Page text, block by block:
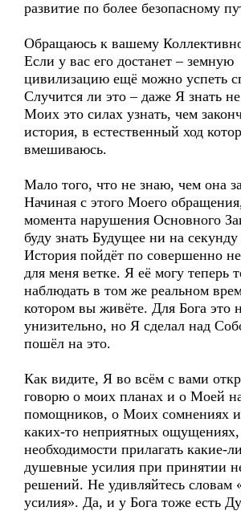
развитие по более безопасному
Обращаюсь к вашему
Если у вас его достанет – земную
цивилизацию ещё можно успеть
Случится ли это – даже Я знать
Моих это силах узнать, чем
история, в естественный ход
вмешиваюсь.
Мало того, что не знаю, чем она
Начиная с этого Моего
момента нарушения Основного
буду знать Будущее ни на секунду
История пойдёт по совершенно
для меня ветке. Я её могу теперь
наблюдать в том же реальном
котором вы живёте. Для Бога это
унизительно, но Я сделал над
пошёл на это.
Как видите, Я во всём с вами
говорю о моих планах и о Моей
помощников, о Моих сомнениях
каких-то неприятных
необходимости прилагать какие-
душевные усилия при принятии
решений. Не удивляйтесь словам
усилия». Да, и у Бога тоже есть